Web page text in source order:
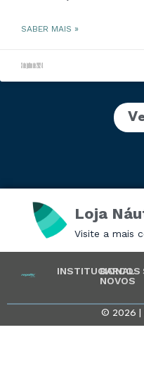
SABER MAIS »
3 de julho de 2024
Loja
Visite a mais
INSTITUCIONAL
BARCOS
NOVOS
© 2026 |